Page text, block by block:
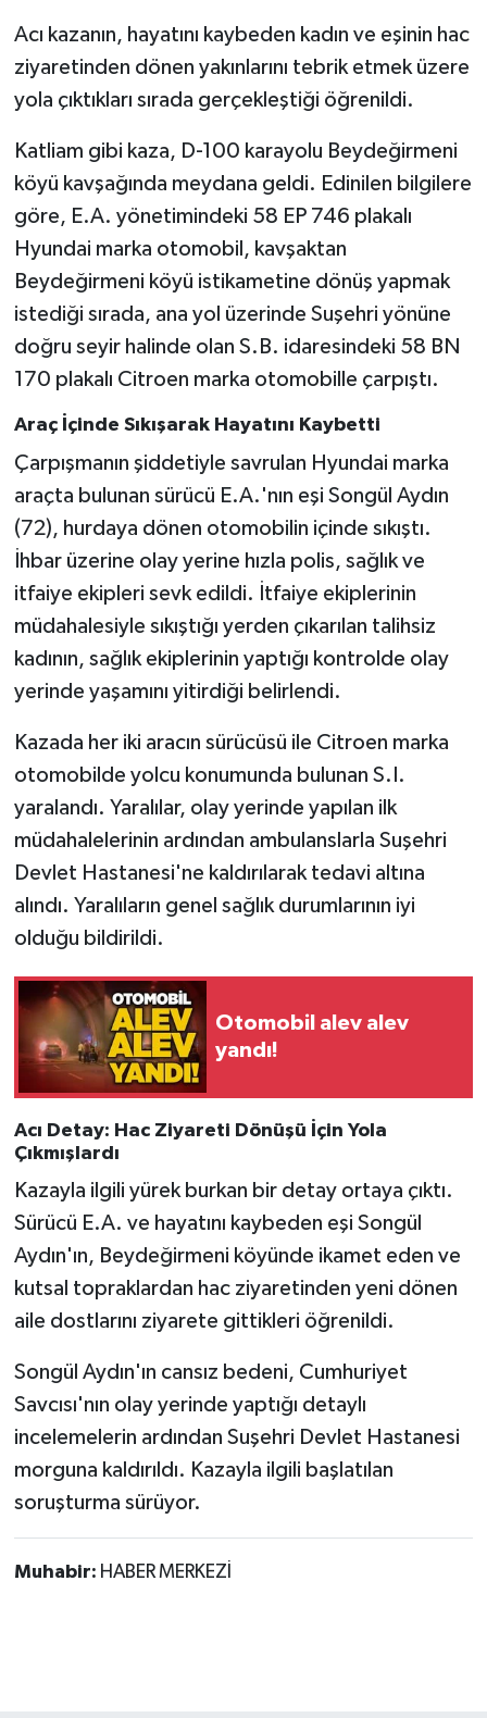
Acı kazanın, hayatını kaybeden kadın ve eşinin hac
ziyaretinden dönen yakınlarını tebrik etmek üzere
yola çıktıkları sırada gerçekleştiği öğrenildi.
Katliam gibi kaza, D-100 karayolu Beydeğirmeni
köyü kavşağında meydana geldi. Edinilen bilgilere
göre, E.A. yönetimindeki 58 EP 746 plakalı
Hyundai marka otomobil, kavşaktan
Beydeğirmeni köyü istikametine dönüş yapmak
istediği sırada, ana yol üzerinde Suşehri yönüne
doğru seyir halinde olan S.B. idaresindeki 58 BN
170 plakalı Citroen marka otomobille çarpıştı.
Araç İçinde Sıkışarak Hayatını Kaybetti
Çarpışmanın şiddetiyle savrulan Hyundai marka
araçta bulunan sürücü E.A.'nın eşi Songül Aydın
(72), hurdaya dönen otomobilin içinde sıkıştı.
İhbar üzerine olay yerine hızla polis, sağlık ve
itfaiye ekipleri sevk edildi. İtfaiye ekiplerinin
müdahalesiyle sıkıştığı yerden çıkarılan talihsiz
kadının, sağlık ekiplerinin yaptığı kontrolde olay
yerinde yaşamını yitirdiği belirlendi.
Kazada her iki aracın sürücüsü ile Citroen marka
otomobilde yolcu konumunda bulunan S.I.
yaralandı. Yaralılar, olay yerinde yapılan ilk
müdahalelerinin ardından ambulanslarla Suşehri
Devlet Hastanesi'ne kaldırılarak tedavi altına
alındı. Yaralıların genel sağlık durumlarının iyi
olduğu bildirildi.
Otomobil alev alev
yandı!
Acı Detay: Hac Ziyareti Dönüşü İçin Yola
Çıkmışlardı
Kazayla ilgili yürek burkan bir detay ortaya çıktı.
Sürücü E.A. ve hayatını kaybeden eşi Songül
Aydın'ın, Beydeğirmeni köyünde ikamet eden ve
kutsal topraklardan hac ziyaretinden yeni dönen
aile dostlarını ziyarete gittikleri öğrenildi.
Songül Aydın'ın cansız bedeni, Cumhuriyet
Savcısı'nın olay yerinde yaptığı detaylı
incelemelerin ardından Suşehri Devlet Hastanesi
morguna kaldırıldı. Kazayla ilgili başlatılan
soruşturma sürüyor.
Muhabir: HABER MERKEZİ
Gökçebey
GÜNDEM
İş ilanı
Kilimli
Kültür - Sanat
MAGAZİN
Politika
Resmi İlan
Röportaj
Sağlık
SİYASET
Spor
Yaşam